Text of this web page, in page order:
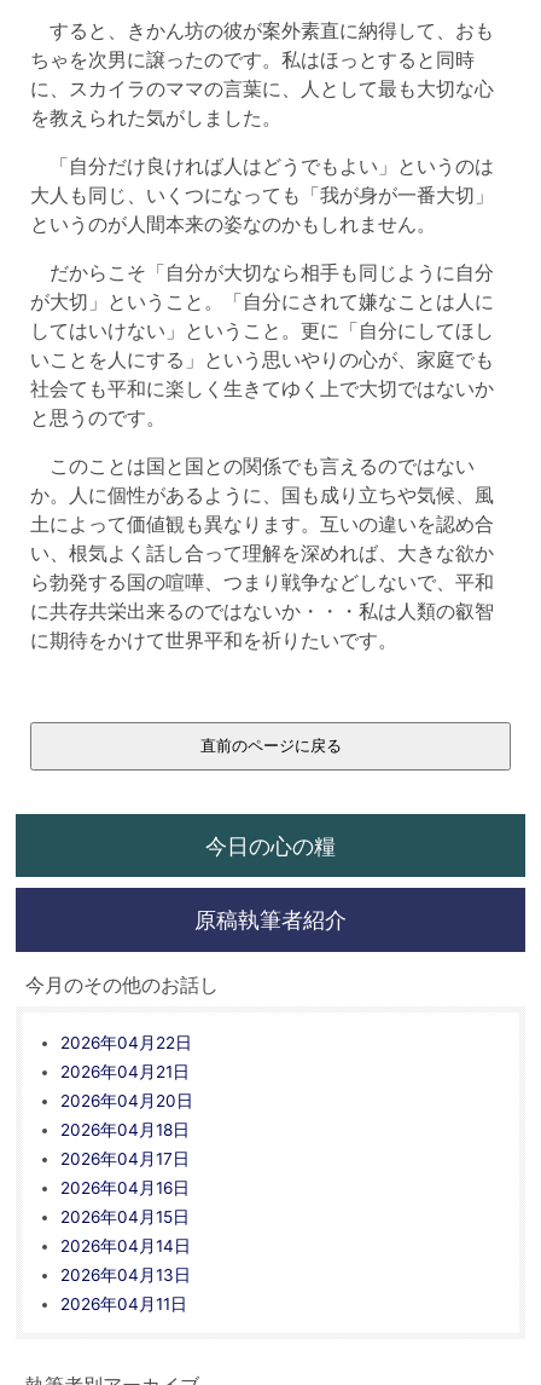
すると、きかん坊の彼が案外素直に納得して、おも
ちゃを次男に譲ったのです。私はほっとすると同時
に、スカイラのママの言葉に、人として最も大切な心
を教えられた気がしました。
「自分だけ良ければ人はどうでもよい」というのは
大人も同じ、いくつになっても「我が身が一番大切」
というのが人間本来の姿なのかもしれません。
だからこそ「自分が大切なら相手も同じように自分
が大切」ということ。「自分にされて嫌なことは人に
してはいけない」ということ。更に「自分にしてほし
いことを人にする」という思いやりの心が、家庭でも
社会ても平和に楽しく生きてゆく上で大切ではないか
と思うのです。
このことは国と国との関係でも言えるのではない
か。人に個性があるように、国も成り立ちや気候、風
土によって価値観も異なります。互いの違いを認め合
い、根気よく話し合って理解を深めれば、大きな欲か
ら勃発する国の喧嘩、つまり戦争などしないで、平和
に共存共栄出来るのではないか・・・私は人類の叡智
に期待をかけて世界平和を祈りたいです。
今日の心の糧
原稿執筆者紹介
今月のその他のお話し
2026年04月22日
2026年04月21日
2026年04月20日
2026年04月18日
2026年04月17日
2026年04月16日
2026年04月15日
2026年04月14日
2026年04月13日
2026年04月11日